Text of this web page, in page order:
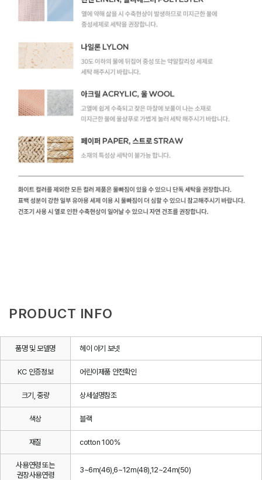
PRODUCT INFO
품명 및 모델명 헤이 아기 보넷
KC 인증정보 어린이제품 안전확인
크기, 중량 상세설명참조
색상 블랙
재질 cotton 100%
사용연령 또는
권장사용연령
3~6m(46),6~12m(48),12~24m(50)